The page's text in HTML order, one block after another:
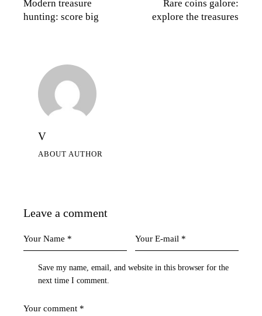
Modern treasure
hunting: score big
Rare coins galore:
explore the treasures
V
ABOUT AUTHOR
Leave a comment
Save my name, email, and website in this browser for the
next time I comment.